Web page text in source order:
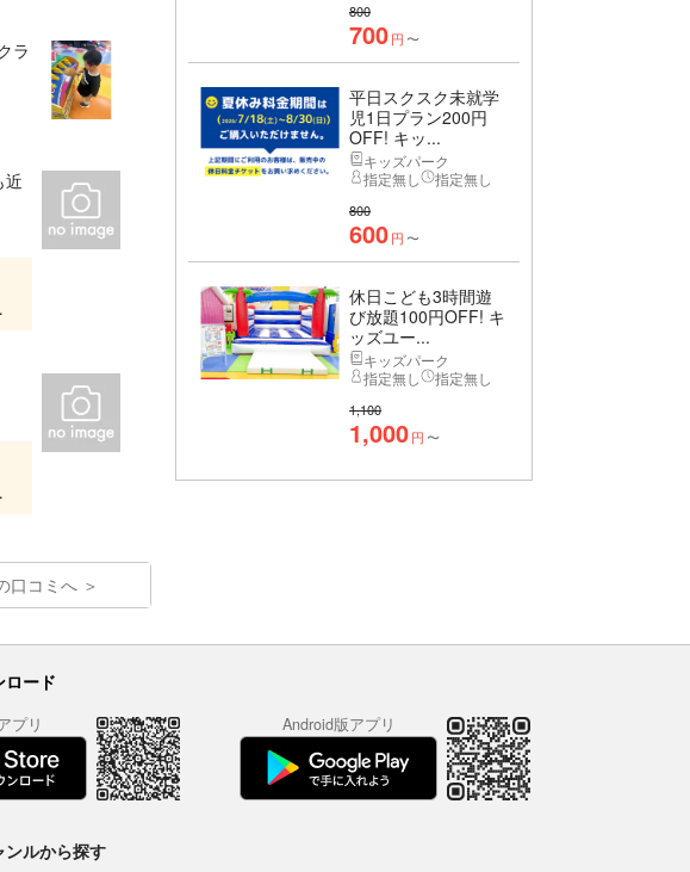
ラ
近
とても励みになります...
とても励みになります...
口コミへ
800
700円 〜
平日スクスク未就学
児1日プラン200円
OFF! キッ...
キッズパーク
指定無し
指定無し
800
600円 〜
休日こども3時間遊
び放題100円OFF! キ
ッズユー...
キッズパーク
指定無し
指定無し
1,100
1,000円 〜
ロード
プリ Android版アプリ
ンルから探す